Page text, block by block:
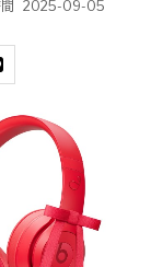
2025-09-05